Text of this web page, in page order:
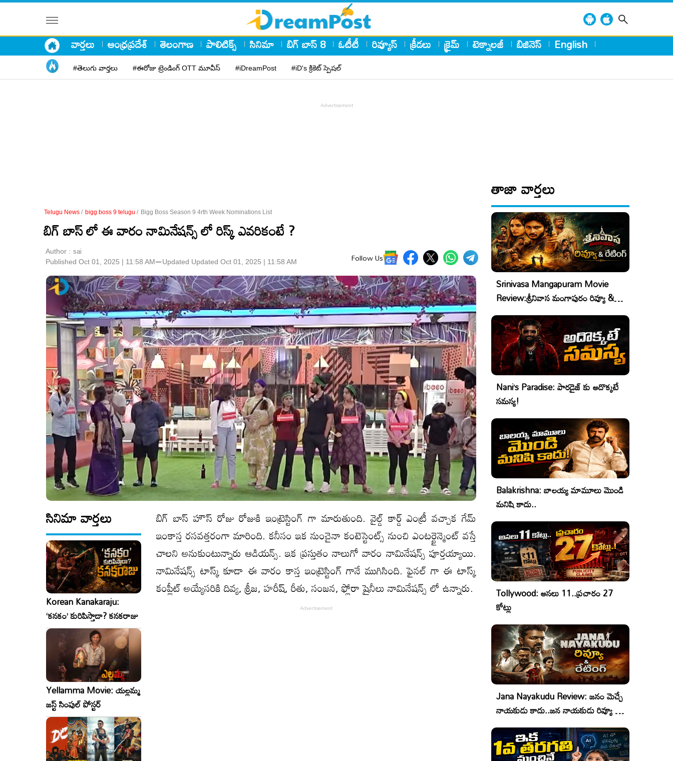
వార్తలు ఆంధ్రప్రదేశ్ తెలంగాణ పాలిటిక్స్ సినిమా బిగ్ బాస్ 8 ఓటీటీ రివ్యూస్ క్రీడలు క్రైమ్ టెక్నాలజీ బిజినెస్ English
#తెలుగు వార్తలు #ఈరోజు ట్రెండింగ్ OTT మూవీస్ #iDreamPost #iD's క్రికెట్ స్పెషల్
Telugu News / bigg boss 9 telugu / Bigg Boss Season 9 4rth Week Nominations List
బిగ్ బాస్ లో ఈ వారం నామినేషన్స్ లో రిస్క్ ఎవరికంటే ?
Author : sai
Published Oct 01, 2025 | 11:58 AM⚊Updated Updated Oct 01, 2025 | 11:58 AM Follow Us
సినిమా వార్తలు
Korean Kanakaraju:
‘కనకం’ కురిపిస్తాడా? కనకరాజు
Yellamma Movie: యల్లమ్మ
జస్ట్ సింపుల్ పోస్టర్
బిగ్ బాస్ హౌస్ రోజు రోజుకి ఇంట్రెస్టింగ్ గా మారుతుంది. వైల్డ్ కార్డ్ ఎంట్రీ వచ్చాక గేమ్
ఇంకాస్త రసవత్తరంగా మారింది. కనీసం ఇక నుంచైనా కంటెస్టెంట్స్ నుంచి ఎంటర్టైన్మెంట్ వస్తే
చాలని అనుకుంటున్నారు ఆడియన్స్. ఇక ప్రస్తుతం నాలుగో వారం నామినేషన్స్ పూర్తయ్యాయి.
నామినేషన్స్ టాస్క్ కూడా ఈ వారం కాస్త ఇంట్రెస్టింగ్ గానే ముగిసింది. ఫైనల్ గా ఈ టాస్క్
కంప్లీట్ అయ్యేసరికి దివ్య, శ్రీజ, హరీష్, రీతు, సంజన, ఫ్లోరా షైనీలు నామినేషన్స్ లో ఉన్నారు.
తాజా వార్తలు
Srinivasa Mangapuram Movie
Review:శ్రీనివాస మంగాపురం రివ్యూ &
రేటింగ్
Nani’s Paradise: పారడైజ్ కు అదొక్కటే
సమస్య!
Balakrishna: బాలయ్య మామూలు మొండి
మనిషి కాదు..
Tollywood: అసలు 11..ప్రచారం 27
కోట్లు
Jana Nayakudu Review: జనం మెచ్చే
నాయకుడు కాదు..జన నాయకుడు రివ్యూ &
రేటింగ్!